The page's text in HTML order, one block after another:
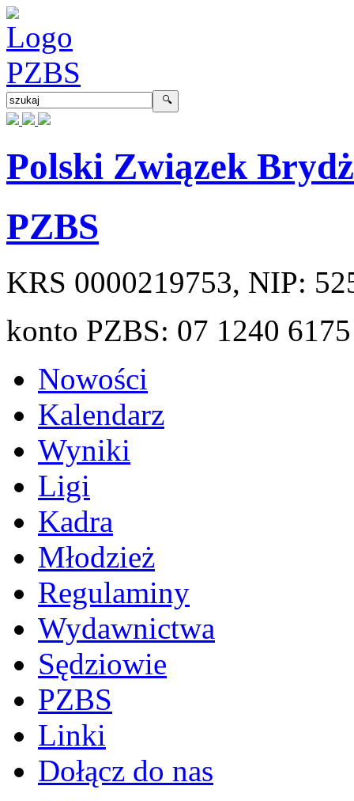
Polski Związek
PZBS
KRS 0000219753, NIP:
konto PZBS: 07 1240
Nowości
Kalendarz
Wyniki
Ligi
Kadra
Młodzież
Regulaminy
Wydawnictwa
Sędziowie
PZBS
Linki
Dołącz do nas